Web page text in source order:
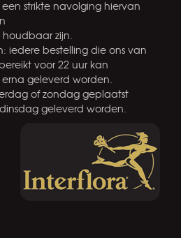
strikte navolging hiervan
houdbaar zijn.
iedere bestelling die ons van
voor 22 uur kan
geleverd worden.
of zondag geplaatst
geleverd worden.